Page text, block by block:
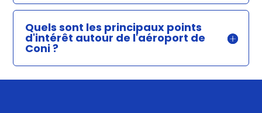
Quels sont les principaux points
d'intérêt autour de l'aéroport de
Coni ?